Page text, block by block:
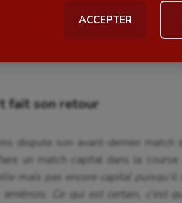
ACCEPTER
rythmique
Ils ont de grosses capacités
nous avons un souci
fait son retour
dispute son avant-dernier match
un match capital dans la course
mais pas encore capital puisqu’il
Ce qui est certain, c’est